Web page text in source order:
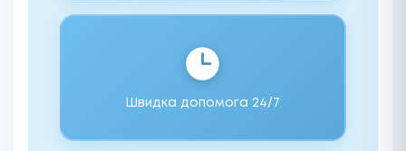
Швидка допомога 24/7